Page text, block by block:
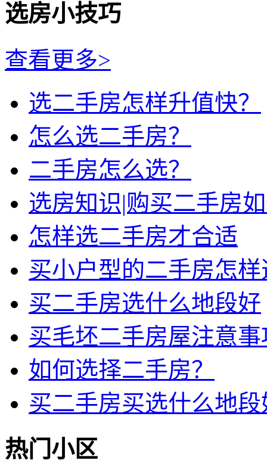
选房小技巧
查看更多>
选二手房怎样升值快？
怎么选二手房？
二手房怎么选？
选房知识|购买二手房
怎样选二手房才合适
买小户型的二手房怎样
买二手房选什么地段好
买毛坯二手房屋注意事
如何选择二手房？
买二手房买选什么地段
热门小区